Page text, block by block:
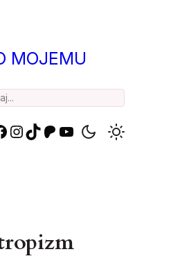
MOJEMU
Instagram
TikTok
Patreon
YouTube